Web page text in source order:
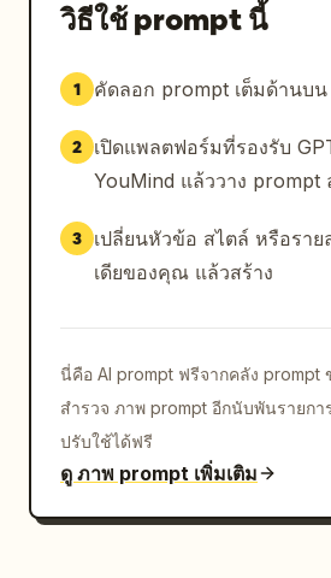
วิธีใช้ prompt นี้
1 คัดลอก prompt เต็มด้านบน
2
เปิดแพลตฟอร์มที่รองรับ
YouMind แล้ววาง prompt
3
เปลี่ยนหัวข้อ สไตล์ หรือราย
เดียของคุณ แล้วสร้าง
นี่คือ AI prompt ฟรีจากคลัง prompt
สำรวจ ภาพ prompt อีกนับพันรายก
ปรับใช้ได้ฟรี
ดู ภาพ prompt เพิ่มเติม